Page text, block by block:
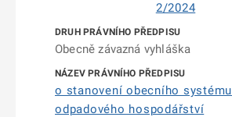
2/2024
Obecně závazná vyhláška
o stanovení obecního systému
odpadového hospodářství